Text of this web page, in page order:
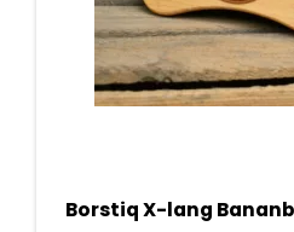
Borstiq X-lang